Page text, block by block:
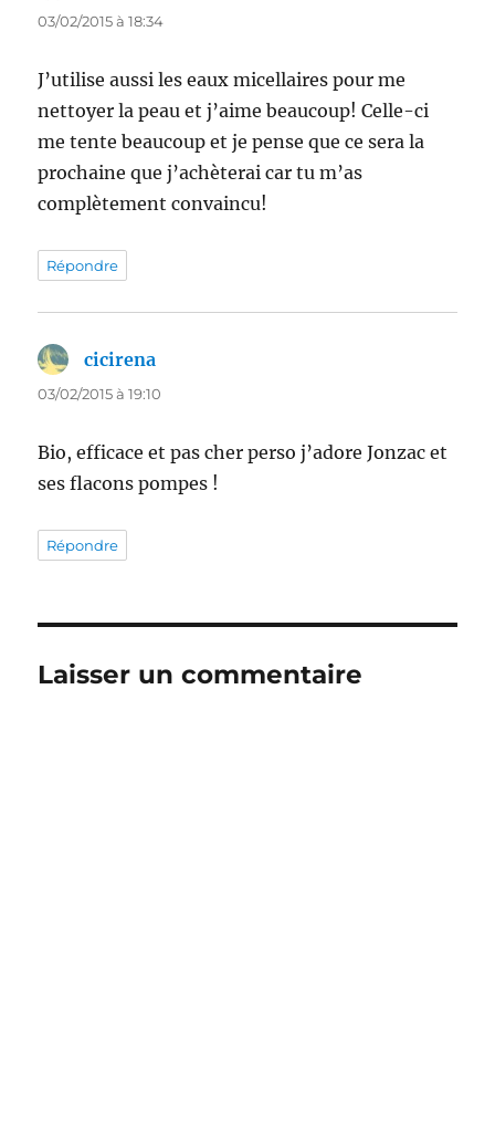
03/02/2015 à 18:34
J’utilise aussi les eaux micellaires pour me
nettoyer la peau et j’aime beaucoup! Celle-ci
me tente beaucoup et je pense que ce sera la
prochaine que j’achèterai car tu m’as
complètement convaincu!
Répondre
cicirena
03/02/2015 à 19:10
Bio, efficace et pas cher perso j’adore Jonzac et
ses flacons pompes !
Répondre
Laisser un commentaire